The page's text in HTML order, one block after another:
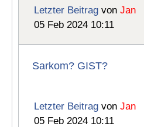
Letzter Beitrag vonJan
05 Feb 2024 10:11
Sarkom? GIST?
Letzter Beitrag vonJan
05 Feb 2024 10:11